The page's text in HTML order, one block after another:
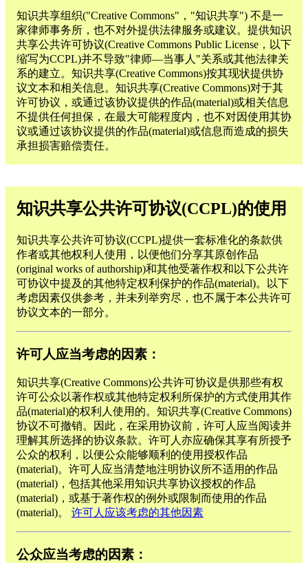
知识共享组织("Creative Commons"，"知识共享") 不是一
家律师事务所，也不对外提供法律服务或建议。提供知识
共享公共许可协议(Creative Commons Public License，以下
缩写为CCPL)并不导致"律师—当事人"关系或其他法律关
系的建立。知识共享(Creative Commons)按其现状提供协
议文本和相关信息。知识共享(Creative Commons)对于其
许可协议，或通过该协议提供的作品(material)或相关信息
不提供任何担保，在最大可能程度内，也不对因使用其协
议或通过该协议提供的作品(material)或信息而造成的损失
承担损害赔偿责任。
知识共享公共许可协议(CCPL)的使用
知识共享公共许可协议(CCPL)提供一套标准化的条款供
作者或其他权利人使用，以便他们分享其原创作品
(original works of authorship)和其他受著作权和以下公共许
可协议中提及的其他特定权利保护的作品(material)。以下
考虑因素仅供参考，并未列举穷尽，也不属于本公共许可
协议文本的一部分。
许可人应当考虑的因素：
知识共享(Creative Commons)公共许可协议是供那些有权
许可公众以著作权或其他特定权利所保护的方式使用其作
品(material)的权利人使用的。知识共享(Creative Commons)
协议不可撤销。因此，在采用协议前，许可人应当阅读并
理解其所选择的协议条款。许可人亦应确保其享有所授予
公众的权利，以便公众能够顺利的使用授权作品
(material)。许可人应当清楚地注明协议所不适用的作品
(material)，包括其他采用知识共享协议授权的作品
(material)，或基于著作权的例外或限制而使用的作品
(material)。 许可人应该考虑的其他因素
公众应当考虑的因素：